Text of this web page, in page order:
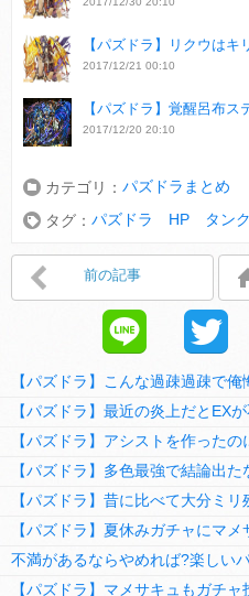
【パズドラ】リクウはキ
2017/12/21 00:10
【パズドラ】覚醒呂布ス
2017/12/20 20:10
カテゴリ： パズドラまとめ
タグ： パズドラ HP タン
前の記事
【パズドラ】こんな過疎過疎で
不満があるならやめれば?楽しい